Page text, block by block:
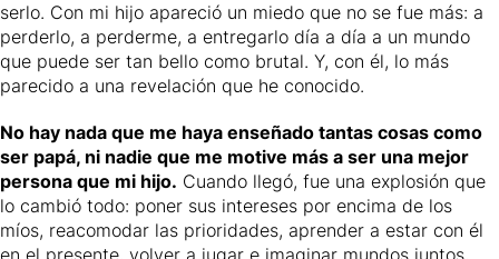
serlo. Con mi hijo apareció un miedo que no se fue más: a
perderlo, a perderme, a entregarlo día a día a un mundo
que puede ser tan bello como brutal. Y, con él, lo más
parecido a una revelación que he conocido.
No hay nada que me haya enseñado tantas cosas como
ser papá, ni nadie que me motive más a ser una mejor
persona que mi hijo. Cuando llegó, fue una explosión que
lo cambió todo: poner sus intereses por encima de los
míos, reacomodar las prioridades, aprender a estar con él
en el presente, volver a jugar e imaginar mundos juntos,